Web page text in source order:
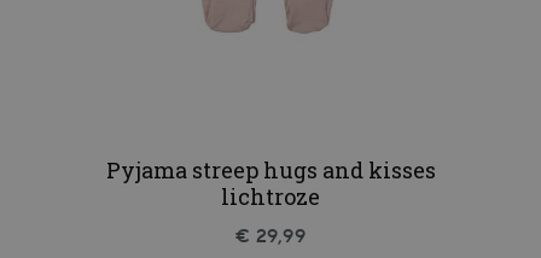
Pyjama streep hugs and kisses
lichtroze
€ 29,99